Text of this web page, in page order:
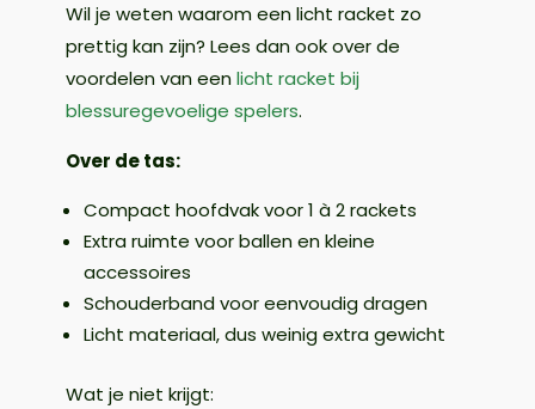
Wil je weten waarom een licht racket zo
prettig kan zijn? Lees dan ook over de
voordelen van eenlicht racket bij
blessuregevoelige spelers.
Over de tas:
Compact hoofdvak voor 1 à 2 rackets
Extra ruimte voor ballen en kleine
accessoires
Schouderband voor eenvoudig dragen
Licht materiaal, dus weinig extra gewicht
Wat je niet krijgt: